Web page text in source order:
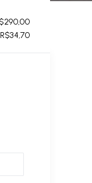
R$34,70